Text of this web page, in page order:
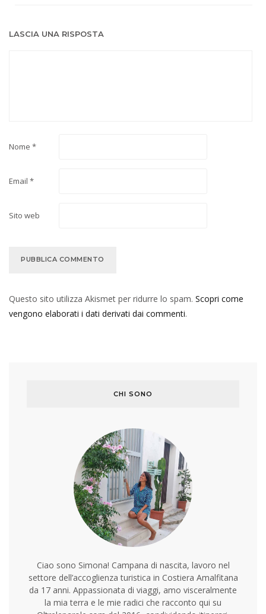
LASCIA UNA RISPOSTA
Nome *
Email *
Sito web
Questo sito utilizza Akismet per ridurre lo spam. Scopri come
vengono elaborati i dati derivati dai commenti.
CHI SONO
Ciao sono Simona! Campana di nascita, lavoro nel
settore dell’accoglienza turistica in Costiera Amalfitana
da 17 anni. Appassionata di viaggi, amo visceralmente
la mia terra e le mie radici che racconto qui su